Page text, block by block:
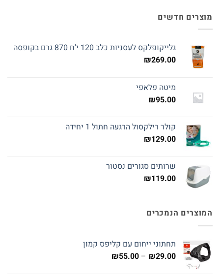
מוצרים חדשים
גלייקופלקס לעסניות כלב 120 י'ח 870 גרם בקופסה
₪269.00
מיטה פלאפי
₪95.00
קולר רילקסול הרגעה חתול 1 יחידה
₪129.00
שרותים סגורים נסטור
₪119.00
המוצרים הנמכרים
תחתוני ייחום עם קליפס קמון
₪29.00
–
₪55.00